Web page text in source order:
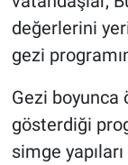
değerlerini
gezi
Gezi boyunca
gösterdiği
simge